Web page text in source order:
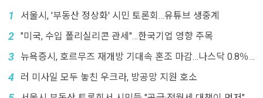
1 서울시, '부동산 정상화' 시민 토론회…유튜브 생중계
2 "미국, 수입 폴리실리콘 관세"…한국기업 영향 주목
3
뉴욕증시, 호르무즈 재개방 기대속 혼조 마감…나스닥 0.8％
4 러 미사일 모두 놓친 우크라, 방공망 지원 호소